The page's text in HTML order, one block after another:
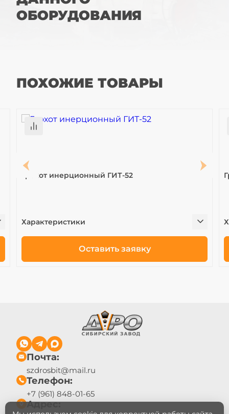
ОБОРУДОВАНИЯ
ПОХОЖИЕ ТОВАРЫ
Грохот инерционный ГИТ-52
Характеристики
Оставить заявку
Телефон:
+7 (961) 848-01-65
Почта:
szdrosbit@mail.ru
Адрес: